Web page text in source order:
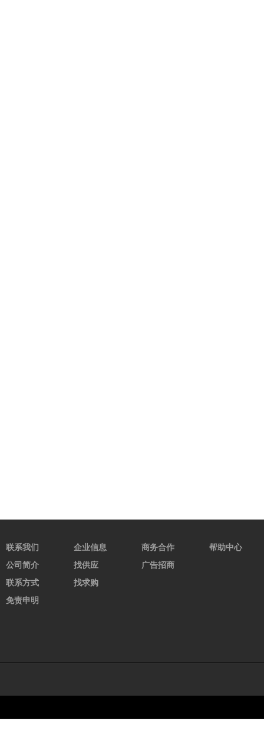
联系我们
公司简介
联系方式
免责申明
企业信息
找供应
找求购
商务合作
广告招商
帮助中心